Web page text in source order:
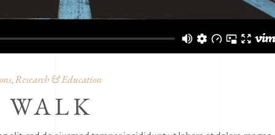
, Research & Education